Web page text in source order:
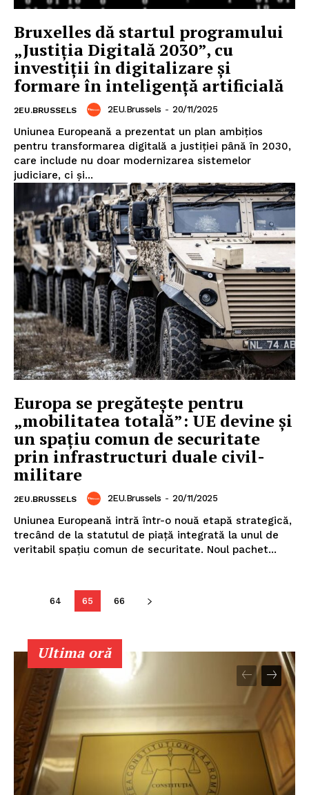
Un proiect
FREEDOM HOUSE ROMÂNIA
PRESShub
Despre noi / Echipa
Proiecte editoriale
Rețea
Contact
Bruxelles dă startul programului
„Justiția Digitală 2030”, cu
investiții în digitalizare și
formare în inteligență artificială
2EU.BRUSSELS 2EU.Brussels - 20/11/2025
Uniunea Europeană a prezentat un plan ambițios
pentru transformarea digitală a justiției până în 2030,
care include nu doar modernizarea sistemelor
judiciare, ci și...
Europa se pregătește pentru
„mobilitatea totală”: UE devine și
un spațiu comun de securitate
prin infrastructuri duale civil-
militare
2EU.BRUSSELS 2EU.Brussels - 20/11/2025
Uniunea Europeană intră într-o nouă etapă strategică,
trecând de la statutul de piață integrată la unul de
veritabil spațiu comun de securitate. Noul pachet...
64 65 66
Ultima oră